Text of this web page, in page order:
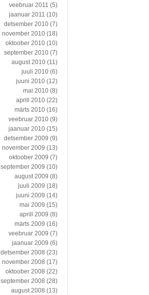
veebruar 2011 (5)
jaanuar 2011 (10)
detsember 2010 (7)
november 2010 (18)
oktoober 2010 (10)
september 2010 (7)
august 2010 (11)
juuli 2010 (6)
juuni 2010 (12)
mai 2010 (8)
aprill 2010 (22)
märts 2010 (16)
veebruar 2010 (9)
jaanuar 2010 (15)
detsember 2009 (9)
november 2009 (13)
oktoober 2009 (7)
september 2009 (10)
august 2009 (8)
juuli 2009 (18)
juuni 2009 (14)
mai 2009 (15)
aprill 2009 (8)
märts 2009 (16)
veebruar 2009 (7)
jaanuar 2009 (6)
detsember 2008 (23)
november 2008 (17)
oktoober 2008 (22)
september 2008 (28)
august 2008 (13)